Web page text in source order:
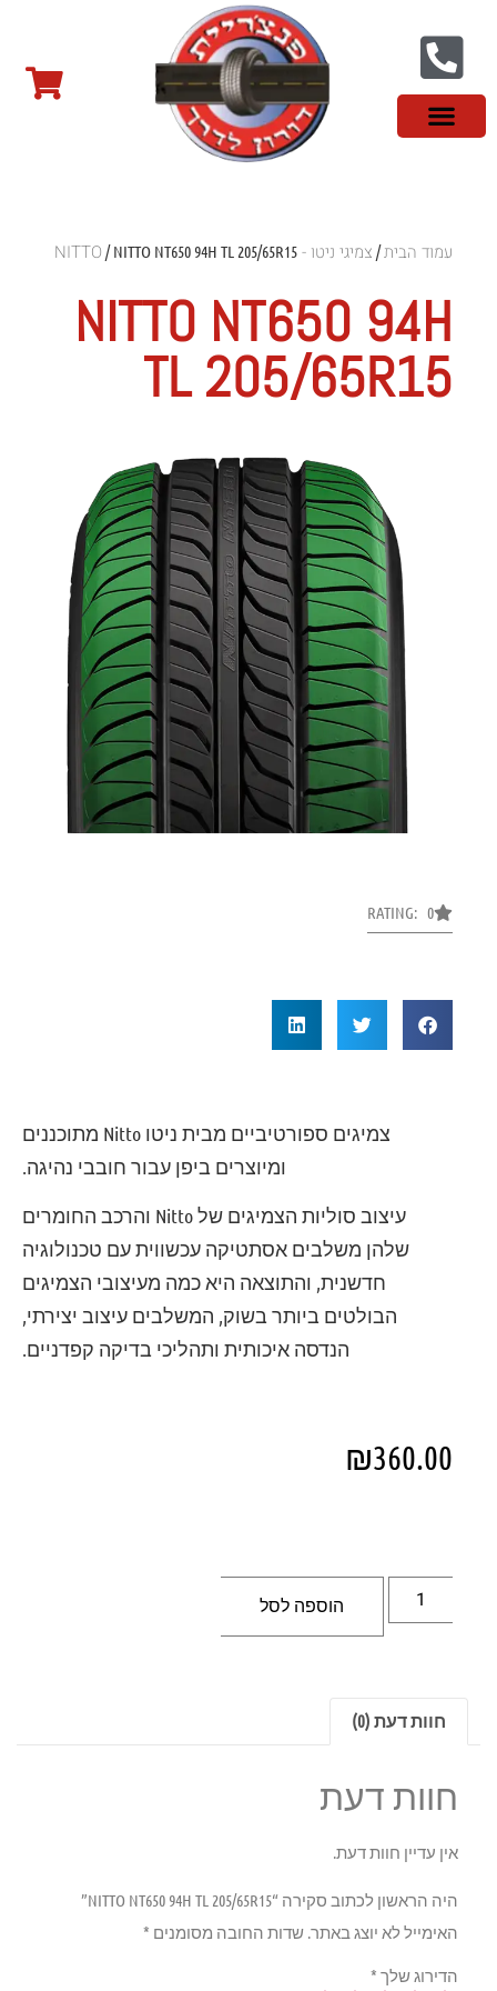
עמוד הבית/צמיגי ניטו - NITTO/ NITTO NT650 94H TL 205/65R15
NITTO NT650 94H
TL 205/65R15
RATING: 0
צמיגים ספורטיביים מבית ניטו Nitto מתוכננים
ומיוצרים ביפן עבור חובבי נהיגה.
עיצוב סוליות הצמיגים של Nitto והרכב החומרים
שלהן משלבים אסתטיקה עכשווית עם טכנולוגיה
חדשנית, והתוצאה היא כמה מעיצובי הצמיגים
הבולטים ביותר בשוק, המשלבים עיצוב יצירתי,
הנדסה איכותית ותהליכי בדיקה קפדניים.
₪360.00
הוספה לסל
חוות דעת (0)
חוות דעת
אין עדיין חוות דעת.
היה הראשון לכתוב סקירה “NITTO NT650 94H TL 205/65R15”
האימייל לא יוצג באתר.שדות החובה מסומנים*
הדירוג שלך*